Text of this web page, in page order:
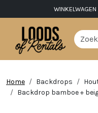
WINKELWAGEN
Home Backdrops
Backdrop bamboe +